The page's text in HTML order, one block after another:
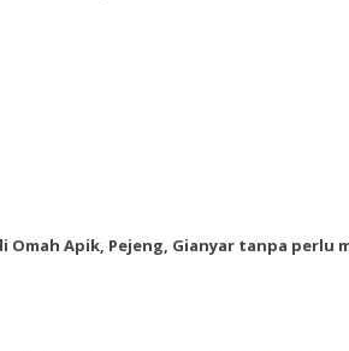
Omah Apik, Pejeng, Gianyar tanpa